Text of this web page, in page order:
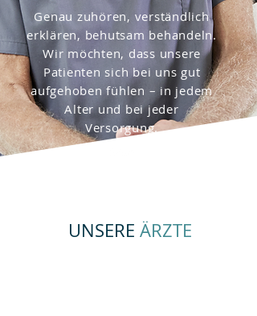
Genau zuhören, verständlich
erklären, behutsam behandeln.
Wir möchten, dass unsere
Patienten sich bei uns gut
aufgehoben fühlen – in jedem
Alter und bei jeder
Versorgung.
UNSERE ÄRZTE